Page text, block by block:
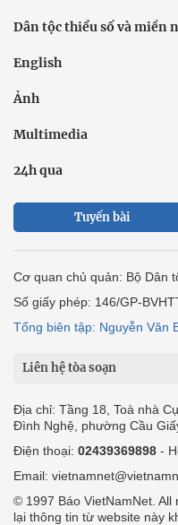
Dân tộc thiểu số và miền
English
Ảnh
Multimedia
24h qua
Tuyến bài
Cơ quan chủ quản: Bộ Dân
Số giấy phép: 146/GP-
Tổng biên tập: Nguyễn Văn
Liên hệ tòa soạn
Địa chỉ: Tầng 18, Toà nhà
Đình Nghệ, phường Cầu
Điện thoại: 02439369898 -
Email:
© 1997 Báo VietNamNet.
lại thông tin từ website này